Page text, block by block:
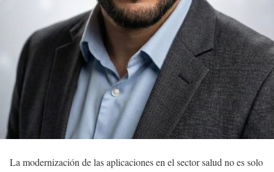
La modernización de las aplicaciones en el sector salud no es solo